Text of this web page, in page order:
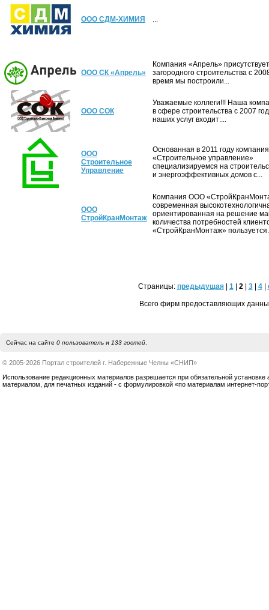
ООО СДМ-ХИМИЯ ...
ООО СК «Апрель»
Компания «Апрель»
загородного строительства с
время мы построили...
ООО СОК
Уважаемые коллеги!!! Наша
в сфере строительства с 2007
наших услуг входит:...
ООО
Строительное
Управление
Основанная в 2011 году компания
«Строительное управление»
специализируемся на
и энергоэффективных домов с...
ООО
СтройКранМонтаж
Компания ООО
современная
ориентированная на решение
количества потребностей
«СтройКранМонтаж»
Страницы: предыдущая| 1| 2| 3| 4|
Всего фирм предоставляющих
Сейчас на сайте 0 пользовательи 133 гостей.
© 2005-2026 Портал строителей г. Набережные Челны «СНИП»
Использование редакционных материалов разрешается при обязательной установке
материалом, для печатных изданий - с формулировкой «по материалам интернет-